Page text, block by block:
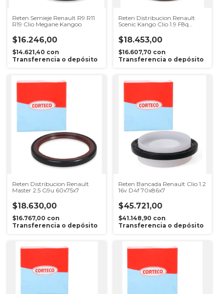
Reten Semieje Renault R9 R11
R19 Clio Megane Kangoo
$16.246,00
$14.621,40 con
Transferencia o depósito
Reten Distribucion Renault
Scenic Kango Clio 1.9 F8q
$18.453,00
$16.607,70 con
Transferencia o depósito
Reten Distribucion Renault
Master 2.5 G9u 60x75x7
$18.630,00
$16.767,00 con
Transferencia o depósito
Reten Bancada Renault Clio 1.2
16v D4f 70x86x7
$45.721,00
$41.148,90 con
Transferencia o depósito